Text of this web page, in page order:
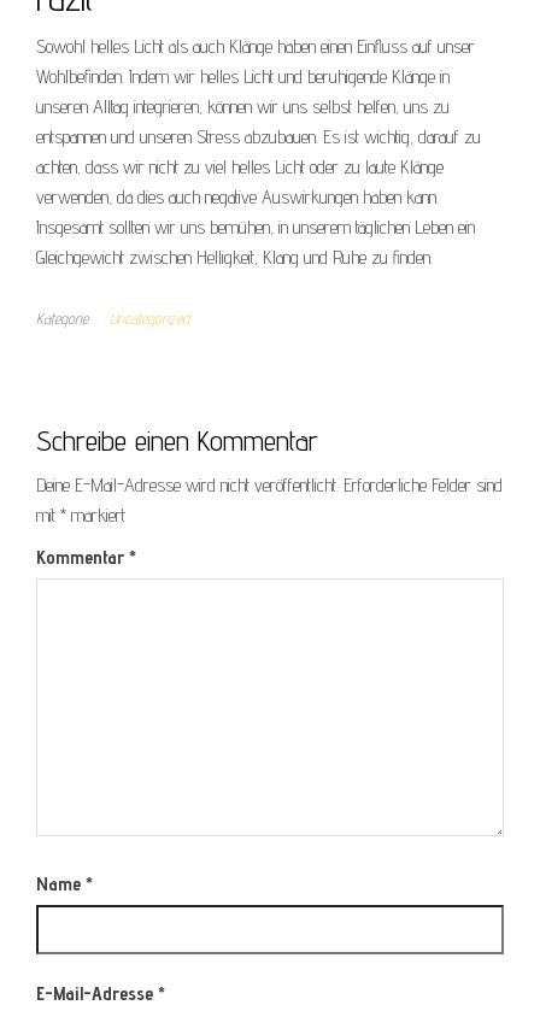
Sowohl helles Licht als auch Klänge haben einen Einfluss auf unser
Wohlbefinden. Indem wir helles Licht und beruhigende Klänge in
unseren Alltag integrieren, können wir uns selbst helfen, uns zu
entspannen und unseren Stress abzubauen. Es ist wichtig, darauf zu
achten, dass wir nicht zu viel helles Licht oder zu laute Klänge
verwenden, da dies auch negative Auswirkungen haben kann.
Insgesamt sollten wir uns bemühen, in unserem täglichen Leben ein
Gleichgewicht zwischen Helligkeit, Klang und Ruhe zu finden.
Kategorie Uncategorized
Schreibe einen Kommentar
Deine E-Mail-Adresse wird nicht veröffentlicht. Erforderliche Felder sind
mit * markiert
Kommentar *
Name *
E-Mail-Adresse *